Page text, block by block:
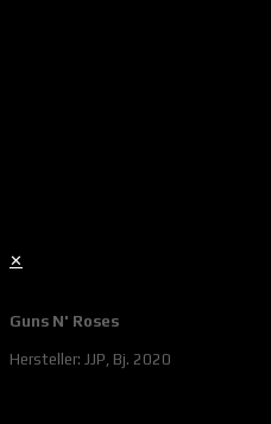
✕
Guns N' Roses
Hersteller: JJP, Bj. 2020